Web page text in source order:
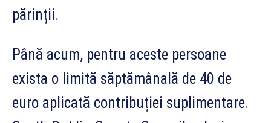
părinții.
Până acum, pentru aceste persoane
exista o limită săptămânală de 40 de
euro aplicată contribuției suplimentare.